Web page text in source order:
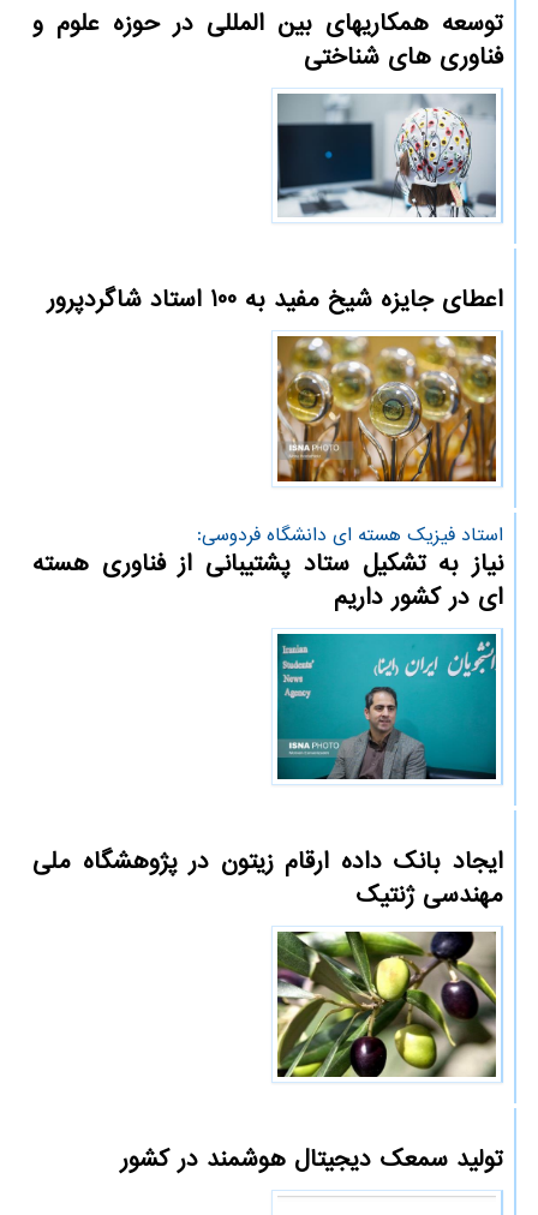
توسعه همکاریهای بین المللی در حوزه علوم و
فناوری های شناختی
اعطای جایزه شیخ مفید به 100 استاد شاگردپرور
استاد فیزیك هسته ای دانشگاه فردوسی:
نیاز به تشکیل ستاد پشتیبانی از فناوری هسته
ای در کشور داریم
ایجاد بانک داده ارقام زیتون در پژوهشگاه ملی
مهندسی ژنتیک
تولید سمعک دیجیتال هوشمند در کشور